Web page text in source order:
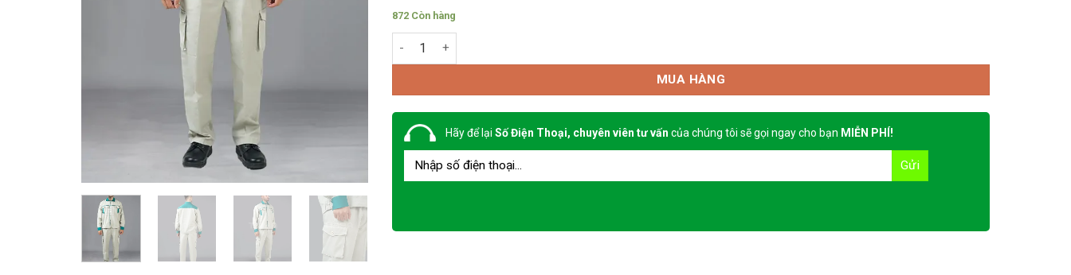
872 Còn hàng
Đồng phục công nhân xây dựng Tinba 10 số lượng
MUA HÀNG
Hãy để lại Số Điện Thoại, chuyên viên tư vấn của chúng tôi sẽ gọi ngay cho bạn MIỄN PHÍ!